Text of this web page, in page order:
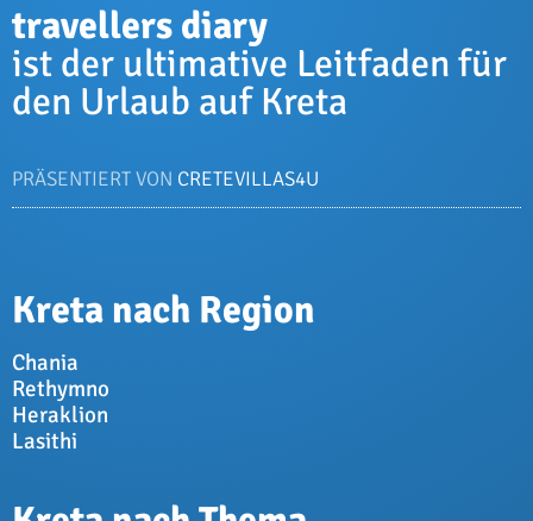
travellers diary
ist der ultimative Leitfaden für
den Urlaub auf Kreta
PRÄSENTIERT VON CRETEVILLAS4U
Kreta nach Region
Chania
Rethymno
Heraklion
Lasithi